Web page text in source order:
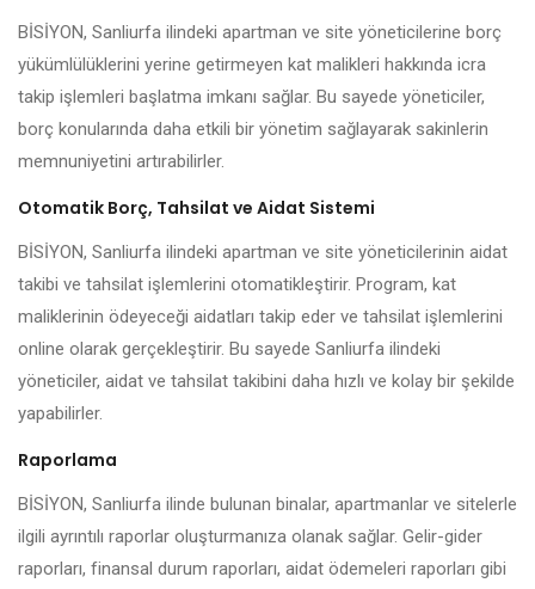
BİSİYON, Sanliurfa ilindeki apartman ve site yöneticilerine borç
yükümlülüklerini yerine getirmeyen kat malikleri hakkında icra
takip işlemleri başlatma imkanı sağlar. Bu sayede yöneticiler,
borç konularında daha etkili bir yönetim sağlayarak sakinlerin
memnuniyetini artırabilirler.
Otomatik Borç, Tahsilat ve Aidat Sistemi
BİSİYON, Sanliurfa ilindeki apartman ve site yöneticilerinin aidat
takibi ve tahsilat işlemlerini otomatikleştirir. Program, kat
maliklerinin ödeyeceği aidatları takip eder ve tahsilat işlemlerini
online olarak gerçekleştirir. Bu sayede Sanliurfa ilindeki
yöneticiler, aidat ve tahsilat takibini daha hızlı ve kolay bir şekilde
yapabilirler.
Raporlama
BİSİYON, Sanliurfa ilinde bulunan binalar, apartmanlar ve sitelerle
ilgili ayrıntılı raporlar oluşturmanıza olanak sağlar. Gelir-gider
raporları, finansal durum raporları, aidat ödemeleri raporları gibi